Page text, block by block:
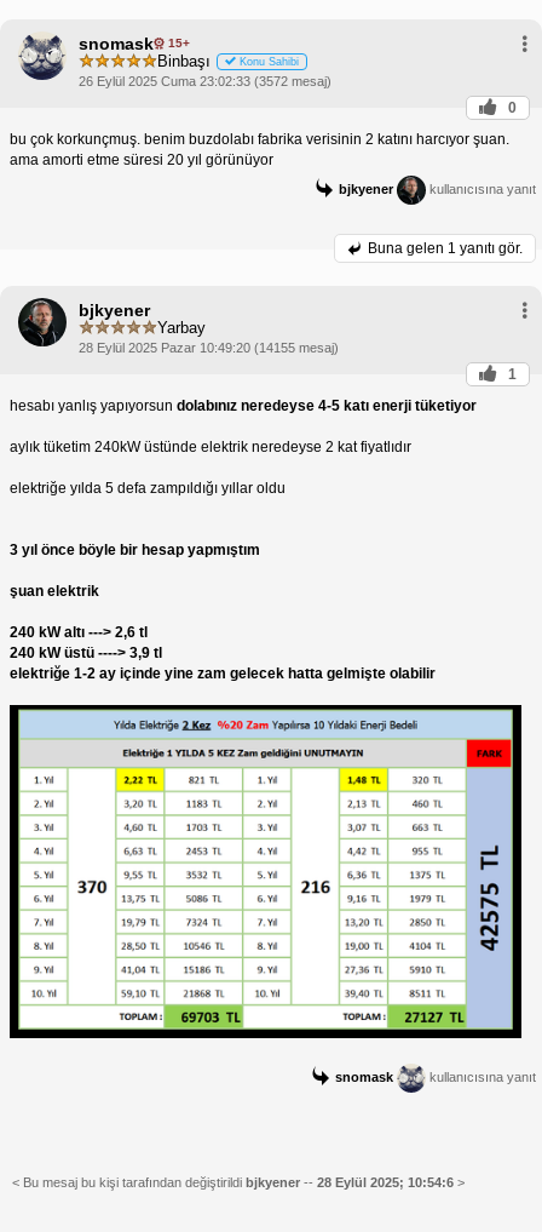
snomask 15+
Binbaşı Konu Sahibi
26 Eylül 2025 Cuma 23:02:33 (3572 mesaj)
0
bu çok korkunçmuş. benim buzdolabı fabrika verisinin 2 katını harcıyor şuan.
ama amorti etme süresi 20 yıl görünüyor
bjkyener kullanıcısına yanıt
Buna gelen 1 yanıtı gör.
bjkyener
Yarbay
28 Eylül 2025 Pazar 10:49:20 (14155 mesaj)
1
hesabı yanlış yapıyorsun dolabınız neredeyse 4-5 katı enerji tüketiyor
aylık tüketim 240kW üstünde elektrik neredeyse 2 kat fiyatlıdır
elektriğe yılda 5 defa zampıldığı yıllar oldu
3 yıl önce böyle bir hesap yapmıştım
şuan elektrik
240 kW altı ---> 2,6 tl
240 kW üstü ----> 3,9 tl
elektriğe 1-2 ay içinde yine zam gelecek hatta gelmişte olabilir
snomask kullanıcısına yanıt
< Bu mesaj bu kişi tarafından değiştirildi bjkyener -- 28 Eylül 2025; 10:54:6 >